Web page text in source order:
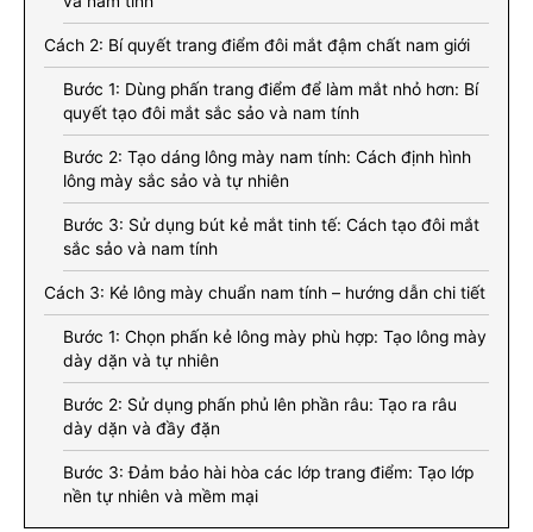
Cách 2: Bí quyết trang điểm đôi mắt đậm chất nam giới
Bước 1: Dùng phấn trang điểm để làm mắt nhỏ hơn: Bí
quyết tạo đôi mắt sắc sảo và nam tính
Bước 2: Tạo dáng lông mày nam tính: Cách định hình
lông mày sắc sảo và tự nhiên
Bước 3: Sử dụng bút kẻ mắt tinh tế: Cách tạo đôi mắt
sắc sảo và nam tính
Cách 3: Kẻ lông mày chuẩn nam tính – hướng dẫn chi tiết
Bước 1: Chọn phấn kẻ lông mày phù hợp: Tạo lông mày
dày dặn và tự nhiên
Bước 2: Sử dụng phấn phủ lên phần râu: Tạo ra râu
dày dặn và đầy đặn
Bước 3: Đảm bảo hài hòa các lớp trang điểm: Tạo lớp
nền tự nhiên và mềm mại